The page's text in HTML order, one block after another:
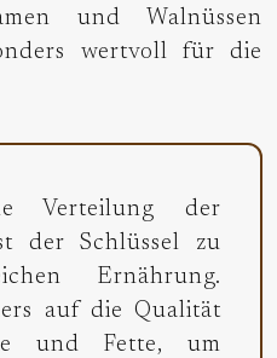
und Walnüssen
wertvoll für die
Verteilung der
der Schlüssel zu
Ernährung.
auf die Qualität
und Fette, um